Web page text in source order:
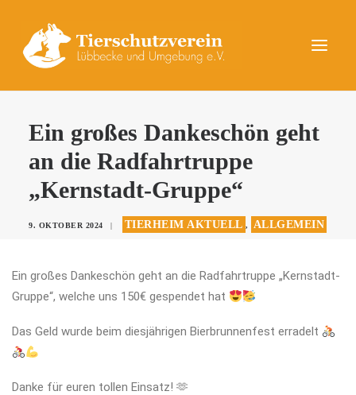
UNSERE TIERE
AKTUELLES
HELFEN
KONTAKT
Ein großes Dankeschön geht
an die Radfahrtruppe
„Kernstadt-Gruppe“
9. OKTOBER 2024 | TIERHEIM AKTUELL , ALLGEMEIN
Ein großes Dankeschön geht an die Radfahrtruppe „Kernstadt-
Gruppe“, welche uns 150€ gespendet hat
Das Geld wurde beim diesjährigen Bierbrunnenfest erradelt
Danke für euren tollen Einsatz! 🫶